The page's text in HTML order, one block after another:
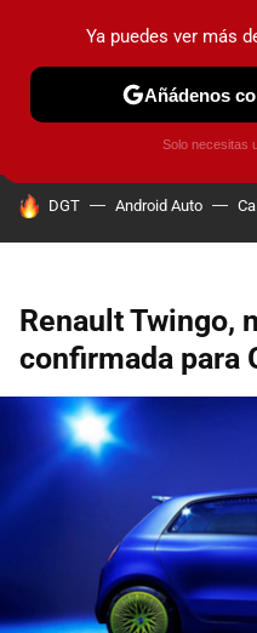
PRUEBAS COCHES
HOY SE HABLA DE
DGT Android Auto
Renault Twingo,
confirmada para
Ya puedes ver más
Añádenos
Solo necesitas